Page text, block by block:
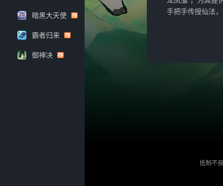
手把手传授仙法
暗黑大天使
霸者归来
御神决
抵制不